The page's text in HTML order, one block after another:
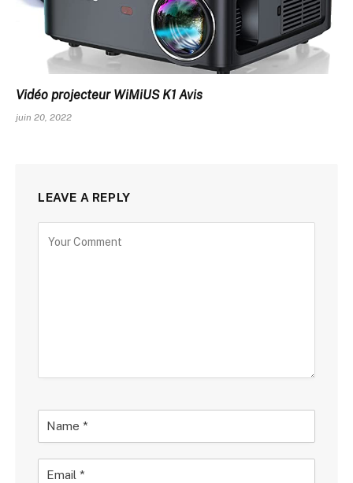
Vidéo projecteur WiMiUS K1 Avis
juin 20, 2022
LEAVE A REPLY